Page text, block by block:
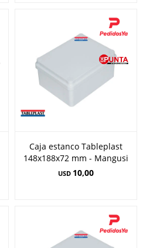
Caja estanco Tableplast
148x188x72 mm - Mangusi
USD 10,00